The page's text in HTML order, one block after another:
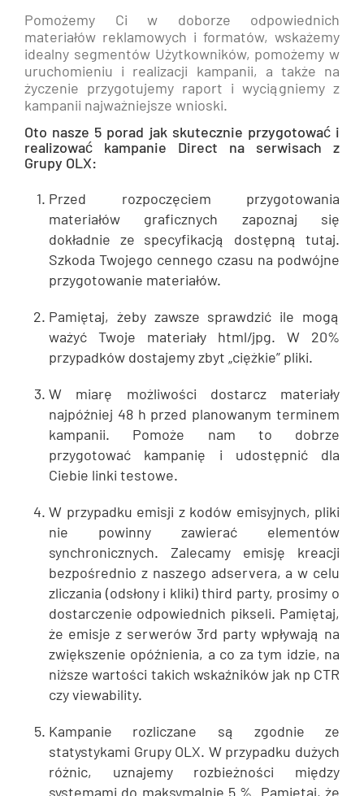
Pomożemy Ci w doborze odpowiednich
materiałów reklamowych i formatów, wskażemy
idealny segmentów Użytkowników, pomożemy w
uruchomieniu i realizacji kampanii, a także na
życzenie przygotujemy raport i wyciągniemy z
kampanii najważniejsze wnioski.
Oto nasze 5 porad jak skutecznie przygotować i
realizować kampanie Direct na serwisach z
Grupy OLX:
Przed rozpoczęciem przygotowania
materiałów graficznych zapoznaj się
dokładnie ze specyfikacją dostępną tutaj.
Szkoda Twojego cennego czasu na podwójne
przygotowanie materiałów.
Pamiętaj, żeby zawsze sprawdzić ile mogą
ważyć Twoje materiały html/jpg. W 20%
przypadków dostajemy zbyt „ciężkie” pliki.
W miarę możliwości dostarcz materiały
najpóźniej 48 h przed planowanym terminem
kampanii. Pomoże nam to dobrze
przygotować kampanię i udostępnić dla
Ciebie linki testowe.
W przypadku emisji z kodów emisyjnych, pliki
nie powinny zawierać elementów
synchronicznych. Zalecamy emisję kreacji
bezpośrednio z naszego adservera, a w celu
zliczania (odsłony i kliki) third party, prosimy o
dostarczenie odpowiednich pikseli. Pamiętaj,
że emisje z serwerów 3rd party wpływają na
zwiększenie opóźnienia, a co za tym idzie, na
niższe wartości takich wskaźników jak np CTR
czy viewability.
Kampanie rozliczane są zgodnie ze
statystykami Grupy OLX. W przypadku dużych
różnic, uznajemy rozbieżności między
systemami do maksymalnie 5 %. Pamiętaj, że